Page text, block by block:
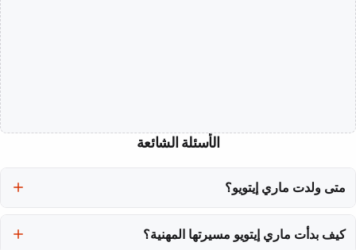
الأسئلة الشائعة
متى ولدت ماري إيتويو؟
كيف بدأت ماري إيتويو مسيرتها المهنية؟